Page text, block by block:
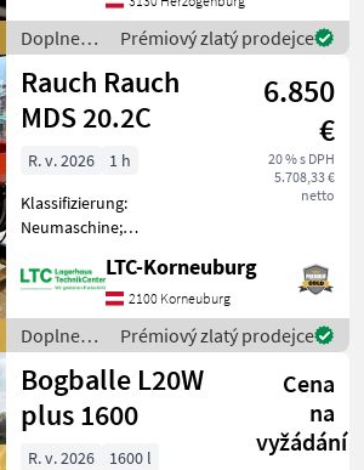
Mechanischer Antrieb;
Anzahl Streuscheiben: 2;
Behälterabdecku
Doplnenie
živin a
polievanie
/ Rauch
Prémiový zlatý prodejce
Rauch Rauch
MDS 20.2C
6.850
€
20 % s DPH
5.708,33 €
netto
R. v. 2026
1 h
Klassifizierung:
Neumaschine;
Bauart: Angebaut;
Antriebsart: Mechanischer
Antrieb; Anzahl
Streuscheiben: 2; Weitere
Maschinenmerkmale:
Rauch MD
LTC-Korneuburg
2100 Korneuburg
Doplnenie
živin a
polievanie
/ Rauch
Prémiový zlatý prodejce
Bogballe L20W
plus 1600
Cena
na
vyžádání
R. v. 2026
1600 l